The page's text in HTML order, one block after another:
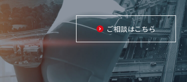
ご相談はこちら